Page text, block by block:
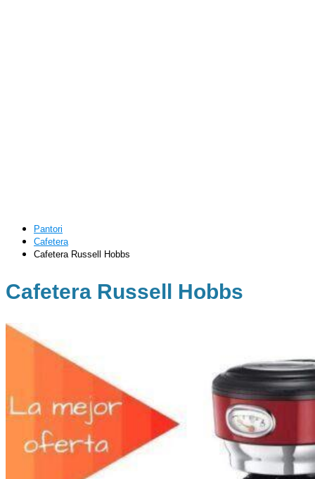
Pantori
Cafetera
Cafetera Russell Hobbs
Cafetera Russell Hobbs